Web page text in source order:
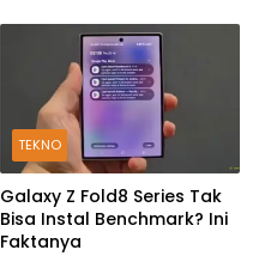
TEKNO
Galaxy Z Fold8 Series Tak
Bisa Instal Benchmark? Ini
Faktanya